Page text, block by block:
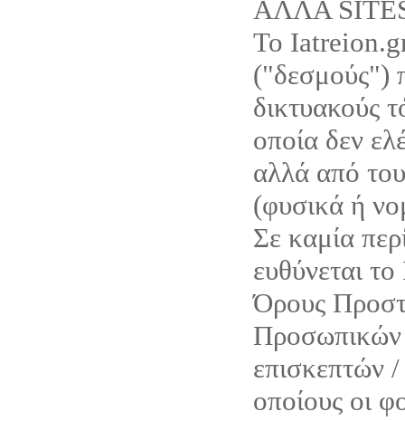
ΑΛΛΑ
Το
("δεσμούς")
δικτυακούς
οποία δεν
αλλά από
(φυσικά ή
Σε καμία
ευθύνεται
Όρους
επισκεπτών
οποίους οι